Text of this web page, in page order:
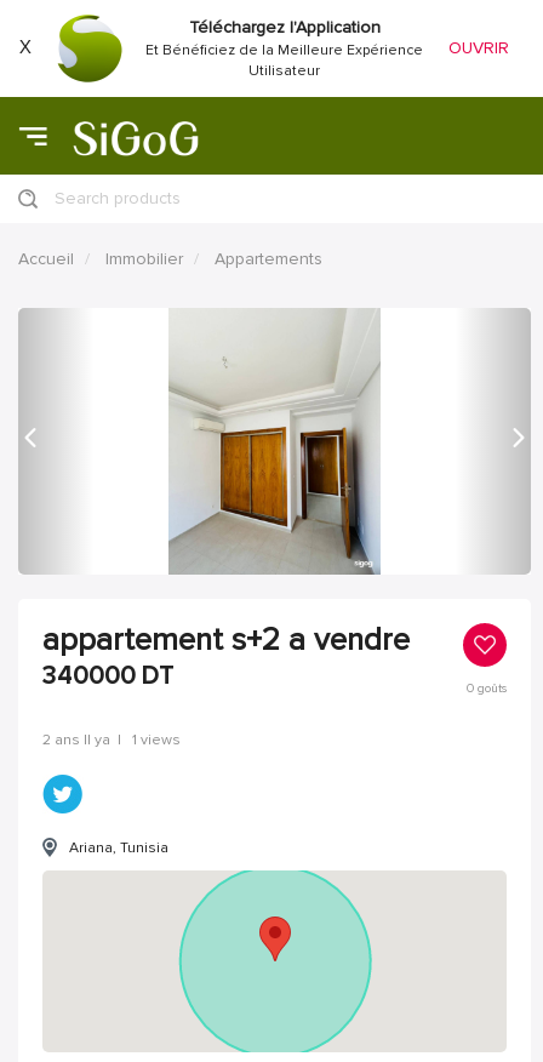
X
Téléchargez l'Application
Et Bénéficiez de la Meilleure Expérience
Utilisateur
OUVRIR
Search products
Accueil Immobilier Appartements
appartement s+2 a vendre
340000 DT 0goûts
2 ans Il ya | 1 views
Ariana, Tunisia